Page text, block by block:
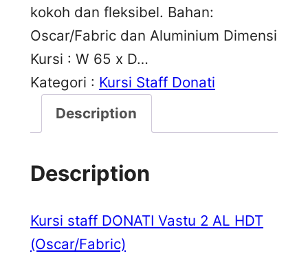
kokoh dan fleksibel. Bahan:
Oscar/Fabric dan Aluminium Dimensi
Kursi : W 65 x D…
Kategori : Kursi Staff Donati
Description
Description
Kursi staff DONATI Vastu 2 AL HDT
(Oscar/Fabric)